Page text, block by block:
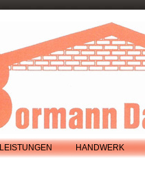
LEISTUNGEN HANDWERK